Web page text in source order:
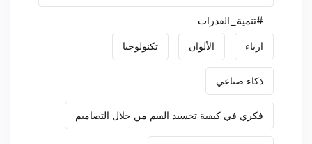
#تنمية_القدرات
ازياء الألوان تكنولوجيا
ذكاء صناعي
فكري في كيفية تجسيد القيم من خلال التصاميم